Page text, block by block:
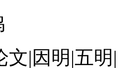
文|因明|五明|